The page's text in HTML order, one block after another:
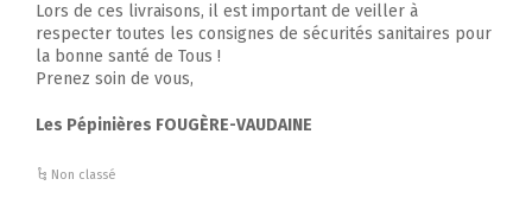
Lors de ces livraisons, il est important de veiller à
respecter toutes les consignes de sécurités sanitaires pour
la bonne santé de Tous !
Prenez soin de vous,
Les Pépinières FOUGÈRE-VAUDAINE
Non classé